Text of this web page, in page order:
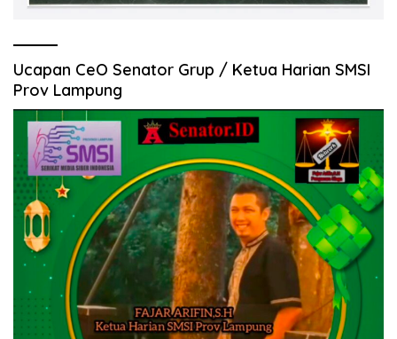
Ucapan CeO Senator Grup / Ketua Harian SMSI
Prov Lampung